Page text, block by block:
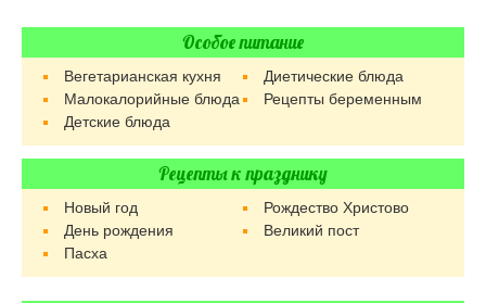
Особое питание
Вегетарианская кухня
Диетические блюда
Малокалорийные блюда
Рецепты беременным
Детские блюда
Рецепты к празднику
Новый год
Рождество Христово
День рождения
Великий пост
Пасха